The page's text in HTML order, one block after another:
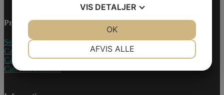
Produkter
Sea-Doo Vandscooter
Can-Am ATV
Can-Am UTV
Can-Am Roadster
VIS DETALJER
AFVIS ALLE
OK